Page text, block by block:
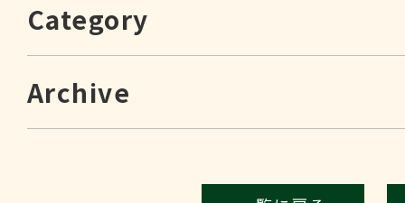
Category
Archive